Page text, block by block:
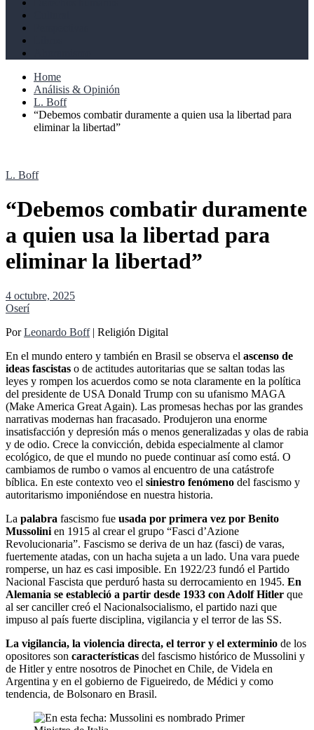
Home
Análisis & Opinión
L. Boff
“Debemos combatir duramente a quien usa la libertad para
eliminar la libertad”
L. Boff
“Debemos combatir duramente
a quien usa la libertad para
eliminar la libertad”
4 octubre, 2025
Oserí
Por Leonardo Boff| Religión Digital
En el mundo entero y también en Brasil se observa el ascenso de
ideas fascistas o de actitudes autoritarias que se saltan todas las
leyes y rompen los acuerdos como se nota claramente en la política
del presidente de USA Donald Trump con su ufanismo MAGA
(Make America Great Again). Las promesas hechas por las grandes
narrativas modernas han fracasado. Produjeron una enorme
insatisfacción y depresión más o menos generalizadas y olas de rabia
y de odio. Crece la convicción, debida especialmente al clamor
ecológico, de que el mundo no puede continuar así como está. O
cambiamos de rumbo o vamos al encuentro de una catástrofe
bíblica. En este contexto veo el siniestro fenómeno del fascismo y
autoritarismo imponiéndose en nuestra historia.
La palabra fascismo fue usada por primera vez por Benito
Mussolini en 1915 al crear el grupo “Fasci d’Azione
Revolucionaria”. Fascismo se deriva de un haz (fasci) de varas,
fuertemente atadas, con un hacha sujeta a un lado. Una vara puede
romperse, un haz es casi imposible. En 1922/23 fundó el Partido
Nacional Fascista que perduró hasta su derrocamiento en 1945. En
Alemania se estableció a partir desde 1933 con Adolf Hitler que
al ser canciller creó el Nacionalsocialismo, el partido nazi que
impuso al país fuerte disciplina, vigilancia y el terror de las SS.
La vigilancia, la violencia directa, el terror y el exterminio de los
opositores son características del fascismo histórico de Mussolini y
de Hitler y entre nosotros de Pinochet en Chile, de Videla en
Argentina y en el gobierno de Figueiredo, de Médici y como
tendencia, de Bolsonaro en Brasil.